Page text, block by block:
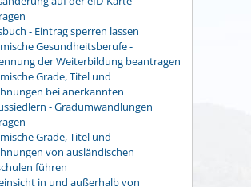
- Eintrag sperren lassen
Gesundheitsberufe -
der Weiterbildung beantragen
Grade, Titel und
bei anerkannten
- Gradumwandlungen
Grade, Titel und
von ausländischen
führen
in und außerhalb von